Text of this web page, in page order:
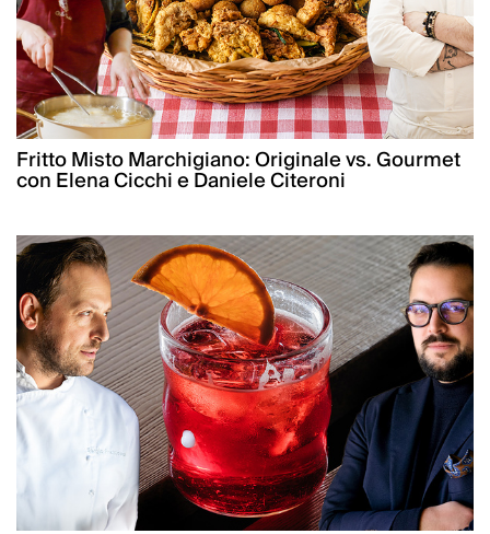
Fritto Misto Marchigiano: Originale vs. Gourmet
con Elena Cicchi e Daniele Citeroni